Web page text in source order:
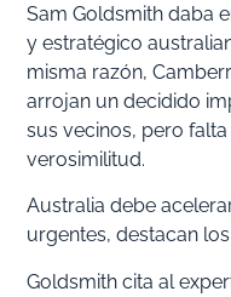
Sam Goldsmith daba
y estratégico
misma razón,
arrojan un decidido
sus vecinos, pero
verosimilitud.
Australia debe
urgentes, destacan
Goldsmith cita al